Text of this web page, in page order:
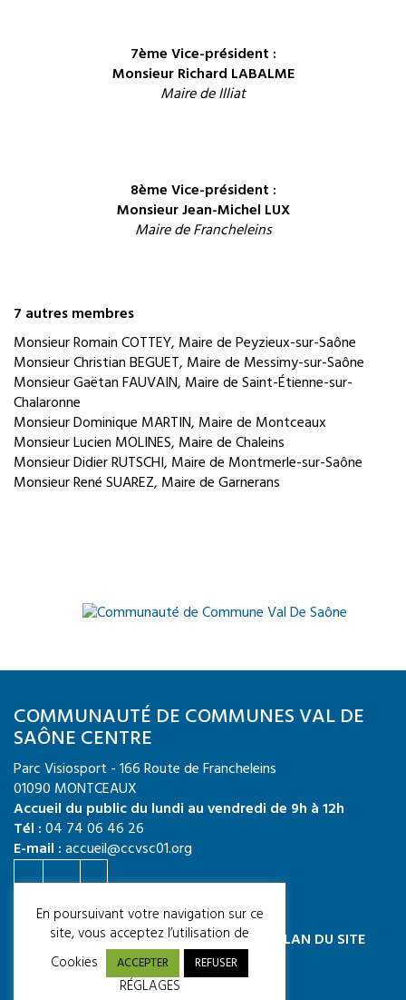
7ème Vice-président :
Monsieur Richard LABALME
Maire de Illiat
8ème Vice-président :
Monsieur Jean-Michel LUX
Maire de Francheleins
7 autres membres
Monsieur Romain COTTEY, Maire de Peyzieux-sur-Saône
Monsieur Christian BEGUET, Maire de Messimy-sur-Saône
Monsieur Gaëtan FAUVAIN, Maire de Saint-Étienne-sur-
Chalaronne
Monsieur Dominique MARTIN, Maire de Montceaux
Monsieur Lucien MOLINES, Maire de Chaleins
Monsieur Didier RUTSCHI, Maire de Montmerle-sur-Saône
Monsieur René SUAREZ, Maire de Garnerans
COMMUNAUTÉ DE COMMUNES VAL DE
SAÔNE CENTRE
Parc Visiosport - 166 Route de Francheleins
01090 MONTCEAUX
Accueil du public du lundi au vendredi de 9h à 12h
Tél :04 74 06 46 26
E-mail :accueil@ccvsc01.org
Crédit photo : CCVSC / Quentin TOURNIER
MENTIONS LÉGALES ACCESSIBILITÉ
PLAN DU SITE
En poursuivant votre navigation sur ce
site, vous acceptez l’utilisation de
Cookies
ACCEPTER REFUSER
RÉGLAGES